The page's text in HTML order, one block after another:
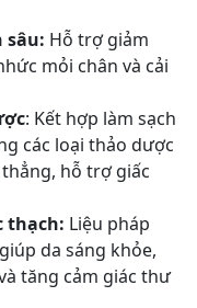
sâu: Hỗ trợ giảm
mỏi chân và cải
: Kết hợp làm sạch
các loại thảo dược
hỗ trợ giấc
thạch: Liệu pháp
da sáng khỏe,
tăng cảm giác thư